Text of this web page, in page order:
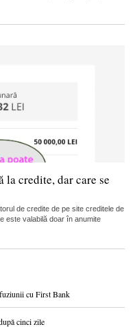
la credite, dar care se
de credite de pe site creditele de
este valabilă doar în anumite
cu First Bank
cinci zile